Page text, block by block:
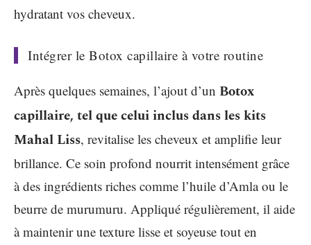
hydratant vos cheveux.
Intégrer le Botox capillaire à votre routine
Après quelques semaines, l’ajout d’un Botox
capillaire, tel que celui inclus dans les kits
Mahal Liss, revitalise les cheveux et amplifie leur
brillance. Ce soin profond nourrit intensément grâce
à des ingrédients riches comme l’huile d’Amla ou le
beurre de murumuru. Appliqué régulièrement, il aide
à maintenir une texture lisse et soyeuse tout en